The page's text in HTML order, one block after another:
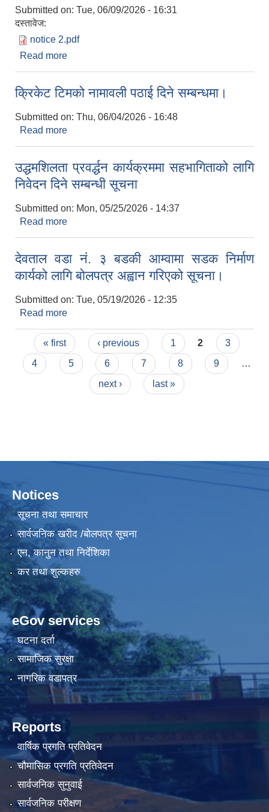
Submitted on: Tue, 06/09/2026 - 16:31
दस्तावेज:
notice 2.pdf
Read more
क्रिकेट टिमको नामावली पठाई दिने सम्बन्धमा।
Submitted on: Thu, 06/04/2026 - 16:48
Read more
उद्धमशिलता प्रवर्द्धन कार्यक्रममा सहभागिताको लागि
निवेदन दिने सम्बन्धी सूचना
Submitted on: Mon, 05/25/2026 - 14:37
Read more
देवताल वडा नं. ३ बडकी आम्वामा सडक निर्माण
कार्यको लागि बोलपत्र अह्वान गरिएको सूचना।
Submitted on: Tue, 05/19/2026 - 12:35
Read more
Pages
« first ‹ previous 1 2
3
4
5 6 7 8 9
…
next ›
last »
Notices
सूचना तथा समाचार
सार्वजनिक खरीद /बोलपत्र सूचना
एन, कानुन तथा निर्देशिका
कर तथा शुल्कहरु
eGov services
घटना दर्ता
सामाजिक सुरक्षा
नागरिक वडापत्र
Reports
वार्षिक प्रगति प्रतिवेदन
चौमासिक प्रगति प्रतिवेदन
सार्वजनिक सुनुवाई
सार्वजनिक परीक्षण